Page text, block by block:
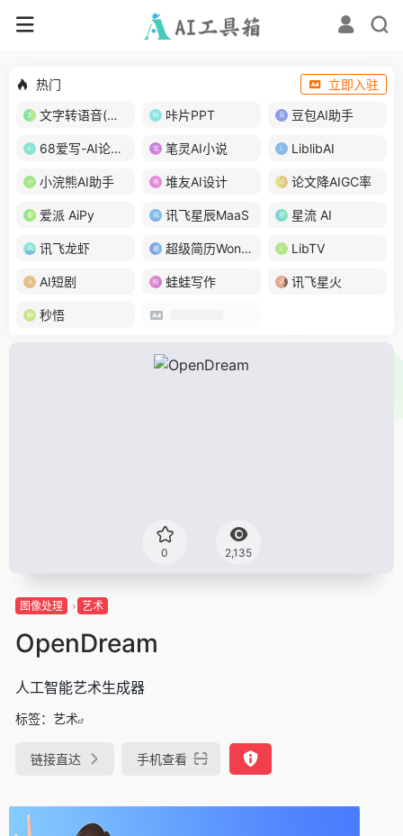
热门
立即入驻
文字转语音(琅琅配音)
咔片PPT 豆包AI助手
68爱写-AI论文写作 笔灵AI小说 LiblibAI
小浣熊AI助手 堆友AI设计 论文降AIGC率
爱派 AiPy 讯飞星辰MaaS 星流 AI
讯飞龙虾 超级简历WonderCV LibTV
AI短剧 蛙蛙写作 讯飞星火
秒悟
0 2,135
图像处理 艺术
OpenDream
人工智能艺术生成器
标签： 艺术
链接直达 手机查看